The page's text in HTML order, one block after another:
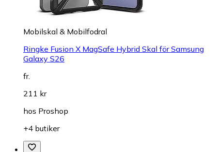
Mobilskal & Mobilfodral
Ringke Fusion X MagSafe Hybrid Skal för Samsung
Galaxy S26
fr.
211 kr
hos Proshop
+4 butiker